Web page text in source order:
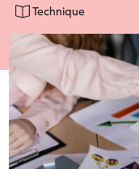
Technique